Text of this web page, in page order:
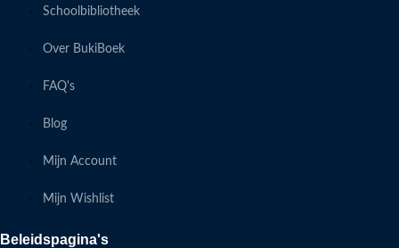
Schoolbibliotheek
Over BukiBoek
FAQ's
Blog
Mijn Account
Mijn Wishlist
Beleidspagina's